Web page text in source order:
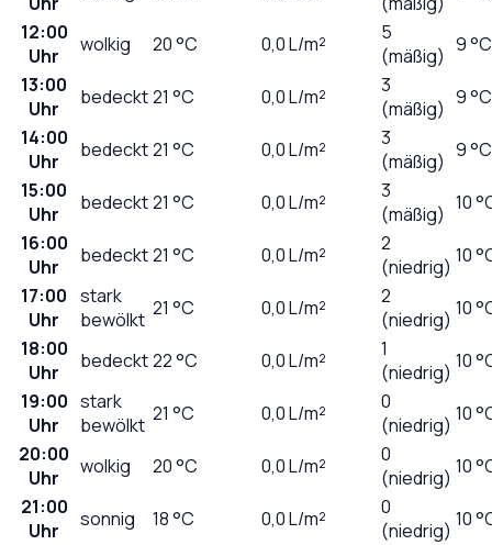
12:00
Uhr
wolkig 20°C 0,0L/m²
5
(mäßig) 9 °C
13:00
Uhr
bedeckt21 °C 0,0L/m²
3
(mäßig) 9 °C
14:00
Uhr
bedeckt21 °C 0,0L/m²
3
(mäßig) 9 °C
15:00
Uhr
bedeckt21 °C 0,0L/m²
3
(mäßig) 10
16:00
Uhr
bedeckt21 °C 0,0L/m²
2
(niedrig) 10
17:00
Uhr
stark
bewölkt 21 °C 0,0L/m²
2
(niedrig) 10
18:00
Uhr
bedeckt22°C 0,0L/m²
1
(niedrig) 10
19:00
Uhr
stark
bewölkt 21 °C 0,0L/m²
0
(niedrig) 10
20:00
Uhr
wolkig 20°C 0,0L/m²
0
(niedrig) 10
21:00
Uhr
sonnig 18°C 0,0L/m²
0
(niedrig) 10